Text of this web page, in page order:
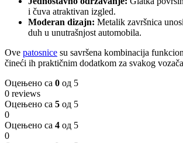
i čuva atraktivan izgled.
Moderan dizajn: Metalik završnica
duh u unutrašnjost automobila.
Ove patosnice su savršena kombinacija
čineći ih praktičnim dodatkom za svakog
Оцењено са 0 од 5
0 reviews
Оцењено са 5 од 5
0
Оцењено са 4 од 5
0